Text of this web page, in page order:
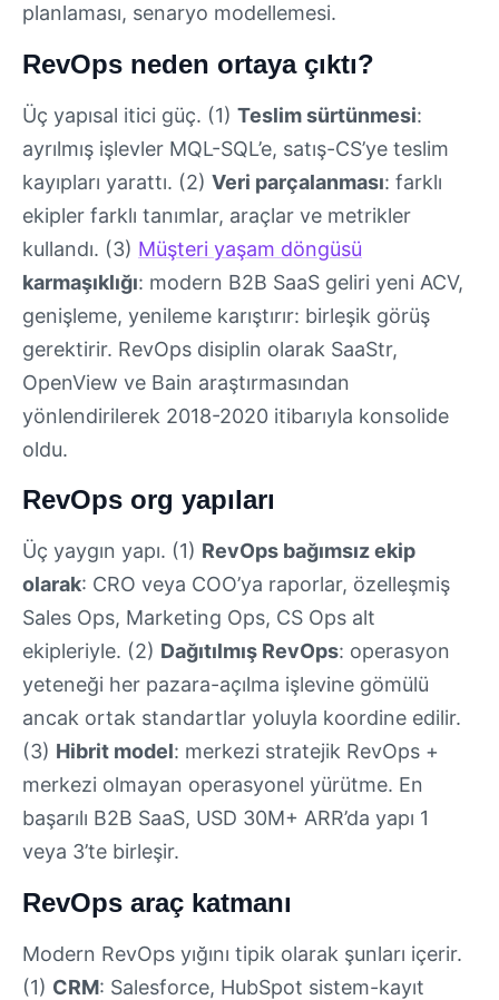
planlaması, senaryo modellemesi.
RevOps neden ortaya çıktı?
Üç yapısal itici güç. (1) Teslim sürtünmesi:
ayrılmış işlevler MQL-SQL’e, satış-CS’ye teslim
kayıpları yarattı. (2) Veri parçalanması: farklı
ekipler farklı tanımlar, araçlar ve metrikler
kullandı. (3) Müşteri yaşam döngüsü
karmaşıklığı: modern B2B SaaS geliri yeni ACV,
genişleme, yenileme karıştırır: birleşik görüş
gerektirir. RevOps disiplin olarak SaaStr,
OpenView ve Bain araştırmasından
yönlendirilerek 2018-2020 itibarıyla konsolide
oldu.
RevOps org yapıları
Üç yaygın yapı. (1) RevOps bağımsız ekip
olarak: CRO veya COO’ya raporlar, özelleşmiş
Sales Ops, Marketing Ops, CS Ops alt
ekipleriyle. (2) Dağıtılmış RevOps: operasyon
yeteneği her pazara-açılma işlevine gömülü
ancak ortak standartlar yoluyla koordine edilir.
(3) Hibrit model: merkezi stratejik RevOps +
merkezi olmayan operasyonel yürütme. En
başarılı B2B SaaS, USD 30M+ ARR’da yapı 1
veya 3’te birleşir.
RevOps araç katmanı
Modern RevOps yığını tipik olarak şunları içerir.
(1) CRM: Salesforce, HubSpot sistem-kayıt